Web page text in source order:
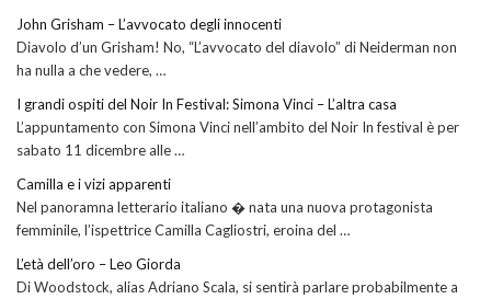
John Grisham – L’avvocato degli innocenti
Diavolo d’un Grisham! No, “L’avvocato del diavolo” di Neiderman non
ha nulla a che vedere, …
I grandi ospiti del Noir In Festival: Simona Vinci – L’altra casa
L’appuntamento con Simona Vinci nell’ambito del Noir In festival è per
sabato 11 dicembre alle …
Camilla e i vizi apparenti
Nel panoramna letterario italiano � nata una nuova protagonista
femminile, l’ispettrice Camilla Cagliostri, eroina del …
L’età dell’oro – Leo Giorda
Di Woodstock, alias Adriano Scala, si sentirà parlare probabilmente a